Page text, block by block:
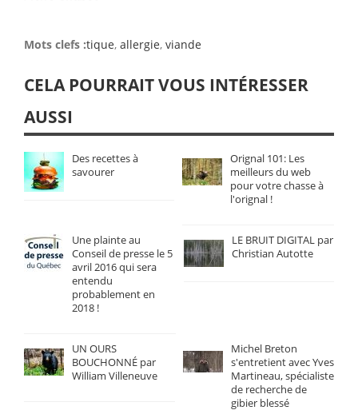
Mots clefs :tique, allergie, viande
CELA POURRAIT VOUS INTÉRESSER
AUSSI
Des recettes à
savourer
Orignal 101: Les
meilleurs du web
pour votre chasse à
l'orignal !
Une plainte au
Conseil de presse le 5
avril 2016 qui sera
entendu
probablement en
2018 !
LE BRUIT DIGITAL par
Christian Autotte
UN OURS
BOUCHONNÉ par
William Villeneuve
Michel Breton
s'entretient avec Yves
Martineau, spécialiste
de recherche de
gibier blessé